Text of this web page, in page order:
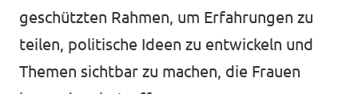
geschützten Rahmen, um Erfahrungen zu
teilen, politische Ideen zu entwickeln und
Themen sichtbar zu machen, die Frauen